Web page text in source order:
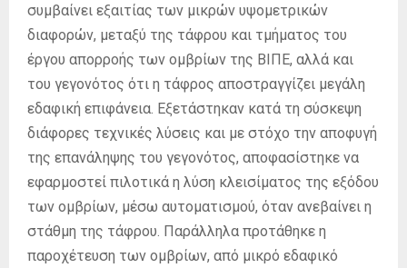
συμβαίνει εξαιτίας των μικρών υψομετρικών
διαφορών, μεταξύ της τάφρου και τμήματος του
έργου απορροής των ομβρίων της ΒΙΠΕ, αλλά και
του γεγονότος ότι η τάφρος αποστραγγίζει μεγάλη
εδαφική επιφάνεια. Εξετάστηκαν κατά τη σύσκεψη
διάφορες τεχνικές λύσεις και με στόχο την αποφυγή
της επανάληψης του γεγονότος, αποφασίστηκε να
εφαρμοστεί πιλοτικά η λύση κλεισίματος της εξόδου
των ομβρίων, μέσω αυτοματισμού, όταν ανεβαίνει η
στάθμη της τάφρου. Παράλληλα προτάθηκε η
παροχέτευση των ομβρίων, από μικρό εδαφικό